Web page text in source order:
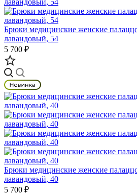
Брюки медицинские женские
лавандовый, 54
5 700 ₽
Брюки медицинские женские
лавандовый, 40
5 700 ₽